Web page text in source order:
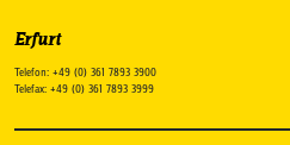
Erfurt
Telefon: +49 (0) 361 7893 3900
Telefax: +49 (0) 361 7893 3999